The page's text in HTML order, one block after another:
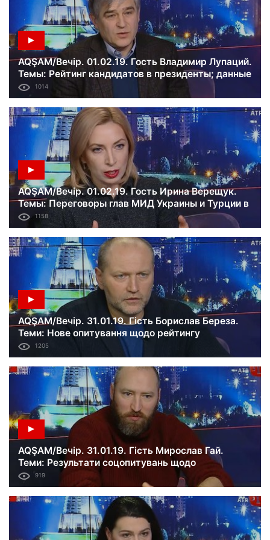
AQŞAM/Вечір. 01.02.19. Гость Владимир Лупаций.
Темы: Рейтинг кандидатов в президенты; данные
разведки США о намерениях России; план ОБСЕ
по урегулированию на Донбассе.
1014
AQŞAM/Вечір. 01.02.19. Гость Ирина Верещук.
Темы: Переговоры глав МИД Украины и Турции в
Одессе; перспектива членства Украины в ЕС;
кризис в Венесуэле.
1158
AQŞAM/Вечір. 31.01.19. Гість Борислав Береза.
Теми: Нове опитування щодо рейтингу
кандидатів у президенти; сесія ПАРЄ щодо
Азову; розслідування убивства Гандзюк.
1205
AQŞAM/Вечір. 31.01.19. Гість Мирослав Гай.
Теми: Результати соцопитувань щодо
президентських виборів, вступу до ЄС і НАТО;
патріарх Кирил сподівається приїхати в Україну.
919